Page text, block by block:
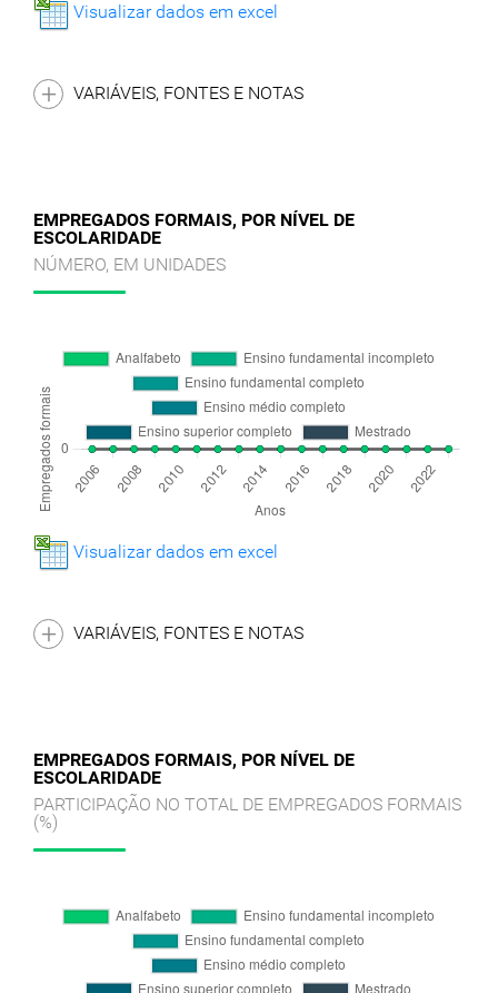
Visualizar dados em excel
VARIÁVEIS, FONTES E NOTAS
EMPREGADOS FORMAIS, POR NÍVEL DE
ESCOLARIDADE
NÚMERO, EM UNIDADES
Visualizar dados em excel
VARIÁVEIS, FONTES E NOTAS
EMPREGADOS FORMAIS, POR NÍVEL DE
ESCOLARIDADE
PARTICIPAÇÃO NO TOTAL DE EMPREGADOS FORMAIS
(%)